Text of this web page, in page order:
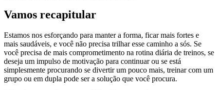
Vamos recapitular
Estamos nos esforçando para manter a forma, ficar mais fortes e
mais saudáveis, e você não precisa trilhar esse caminho a sós. Se
você precisa de mais comprometimento na rotina diária de treinos, se
deseja um impulso de motivação para continuar ou se está
simplesmente procurando se divertir um pouco mais, treinar com um
grupo ou em dupla pode ser a solução que você procura.